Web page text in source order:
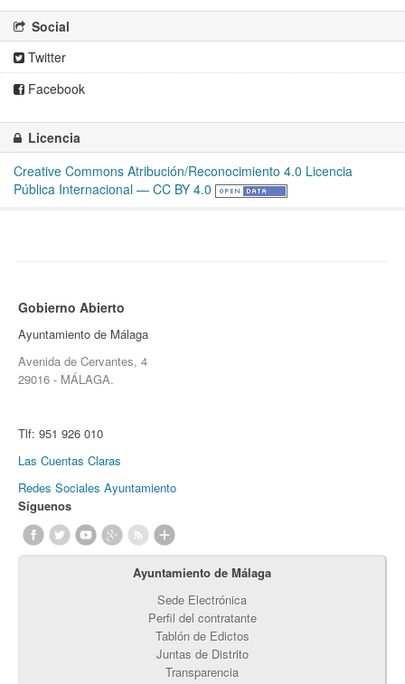
Social
Twitter
Facebook
Licencia
Creative Commons Atribución/Reconocimiento 4.0 Licencia
Pública Internacional — CC BY 4.0
Gobierno Abierto
Ayuntamiento de Málaga
Avenida de Cervantes, 4
29016 - MÁLAGA.
Tlf: 951 926 010
Las Cuentas Claras
Redes Sociales Ayuntamiento
Síguenos
Ayuntamiento de Málaga
Sede Electrónica
Perfil del contratante
Tablón de Edictos
Juntas de Distrito
Transparencia